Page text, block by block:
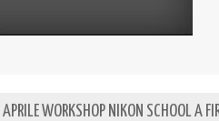
WORKSHOP NIKON SCHOOL A